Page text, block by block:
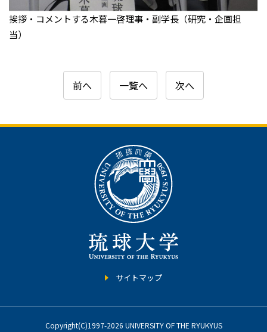
挨拶・コメントする木暮一啓理事・副学長（研究・企画担
当）
前へ 一覧へ 次へ
サイトマップ
Copyright(C)1997-2026 UNIVERSITY OF THE RYUKYUS